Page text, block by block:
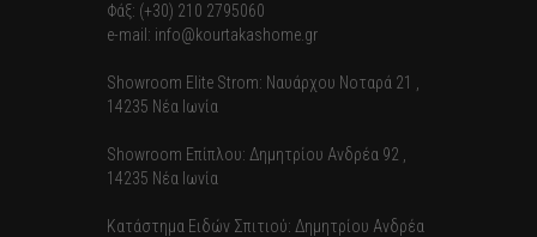
Φάξ: (+30) 210 2795060
e-mail: info@kourtakashome.gr
Showroom Elite Strom: Nαυάρχου Νοταρά 21 ,
14235 Νέα Ιωνία
Showroom Επίπλου: Δημητρίου Ανδρέα 92 ,
14235 Νέα Ιωνία
Κατάστημα Ειδών Σπιτιού: Δημητρίου Ανδρέα